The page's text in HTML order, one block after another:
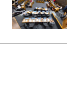
tres comunas